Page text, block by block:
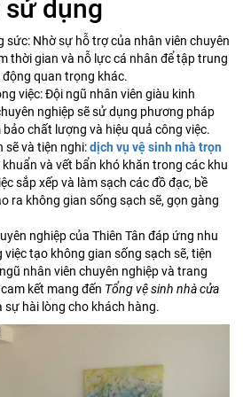
dụng
sức: Nhờ sự hỗ trợ của nhân viên chuyên
thời gian và nỗ lực cá nhân để tập trung
quan trọng khác.
việc: Đội ngũ nhân viên giàu kinh
nghiệp sẽ sử dụng phương pháp
chất lượng và hiệu quả công việc.
sẽ và tiện nghi:dịch vụ vệ sinh nhà trọn
và vết bẩn khó khăn trong các khu
sắp xếp và làm sạch các đồ đạc, bề
ra không gian sống sạch sẽ, gọn gàng
nghiệp của Thiên Tân đáp ứng nhu
tạo không gian sống sạch sẽ, tiện
nhân viên chuyên nghiệp và trang
kết mang đến Tổng vệ sinh nhà cửa
hài lòng cho khách hàng.